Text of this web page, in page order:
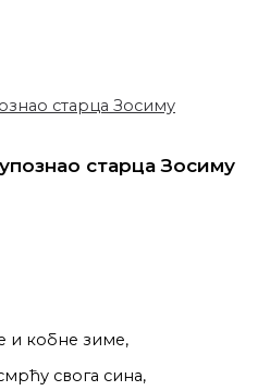
старца Зосиму
и кобне зиме,
свога сина,